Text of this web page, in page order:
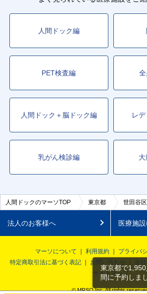
人間ドック編
PET検査編
人間ドック＋脳ドック編 レ
乳がん検診編
人間ドックのマーソTOP 東京都 世田谷区
法人のお客様へ 医療施
マーソについて 利用規約
プライバ
特定商取引法に基づく表記
お問い合わせ 会
サイトマップ
© MRSO Inc. All rights
東京都で
間に予約しま